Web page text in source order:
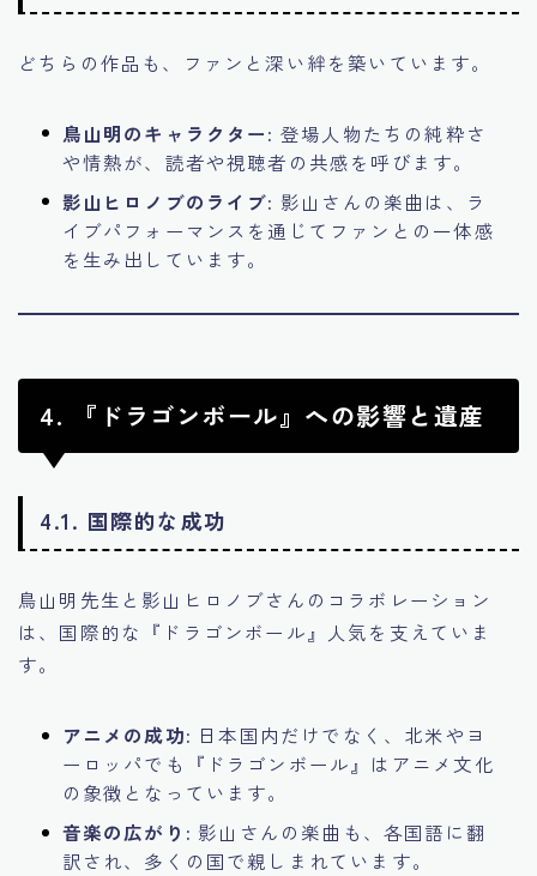
どちらの作品も、ファンと深い絆を築いています。
鳥山明のキャラクター: 登場人物たちの純粋さ
や情熱が、読者や視聴者の共感を呼びます。
影山ヒロノブのライブ: 影山さんの楽曲は、ラ
イブパフォーマンスを通じてファンとの一体感
を生み出しています。
4. 『ドラゴンボール』への影響と遺産
4.1. 国際的な成功
鳥山明先生と影山ヒロノブさんのコラボレーション
は、国際的な『ドラゴンボール』人気を支えていま
す。
アニメの成功: 日本国内だけでなく、北米やヨ
ーロッパでも『ドラゴンボール』はアニメ文化
の象徴となっています。
音楽の広がり: 影山さんの楽曲も、各国語に翻
訳され、多くの国で親しまれています。